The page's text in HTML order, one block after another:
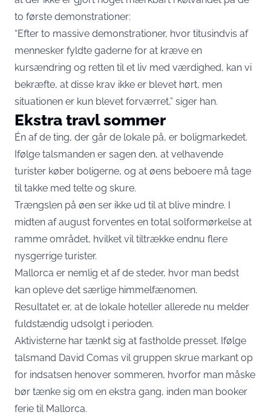
to første demonstrationer:
“Efter to massive demonstrationer, hvor titusindvis af
mennesker fyldte gaderne for at kræve en
kursændring og retten til et liv med værdighed, kan vi
bekræfte, at disse krav ikke er blevet hørt, men
situationen er kun blevet forværret,” siger han.
Ekstra travl sommer
Én af de ting, der går de lokale på, er boligmarkedet.
Ifølge talsmanden er sagen den, at velhavende
turister køber boligerne, og at øens beboere må tage
til takke med telte og skure.
Trængslen på øen ser ikke ud til at blive mindre. I
midten af august forventes en total solformørkelse at
ramme området, hvilket vil tiltrække endnu flere
nysgerrige turister.
Mallorca er nemlig et af de steder, hvor man bedst
kan opleve det særlige himmelfænomen.
Resultatet er, at de lokale hoteller allerede nu melder
fuldstændig udsolgt i perioden.
Aktivisterne har tænkt sig at fastholde presset. Ifølge
talsmand David Comas vil gruppen skrue markant op
for indsatsen henover sommeren, hvorfor man måske
bør tænke sig om en ekstra gang, inden man booker
ferie til Mallorca.